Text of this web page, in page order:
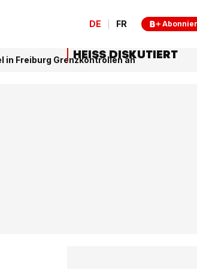
DE FR
in Freiburg Grenzkontrollen an
HEISS DISKUTIERT